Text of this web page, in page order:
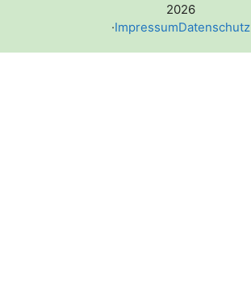
2026
·ImpressumDatenschutz